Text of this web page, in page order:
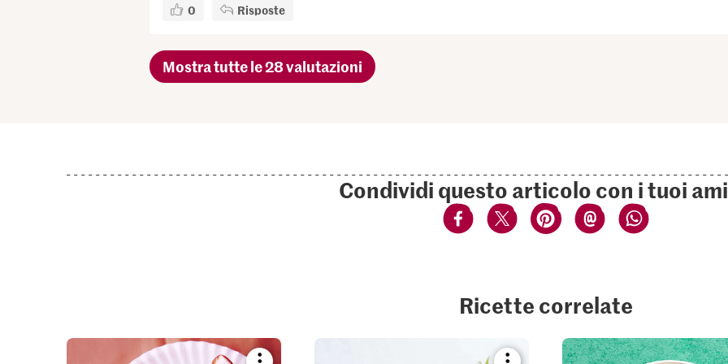
0 Risposte
Mostra tutte le 28 valutazioni
Condividi questo articolo con i tuoi
Ricette correlate